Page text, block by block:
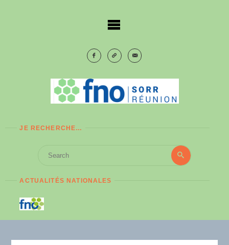
JE RECHERCHE…
Search
Search
ACTUALITÉS NATIONALES